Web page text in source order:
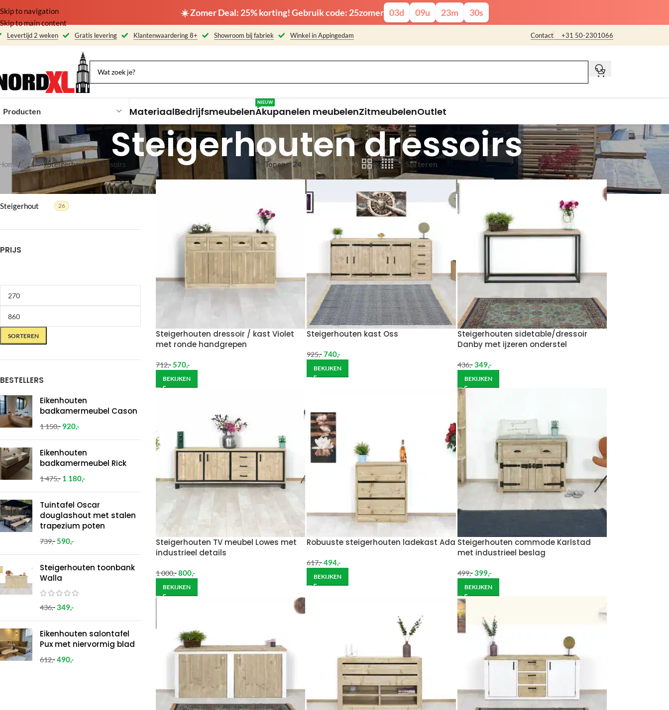
☀️ Zomer Deal: 25% korting! Gebruik code: 25zomer 03d 09u 23m 28s
Skip to navigation
Skip to main content
Levertijd 2 weken Gratis levering Klantenwaardering 8+ Showroom bij fabriek Winkel in Appingedam Contact +31 50-2301066
Producten MateriaalBedrijfsmeubelenAkupanelen meubelen
NIEUW
ZitmeubelenOutlet
Steigerhouten dressoirs
MATERIAAL
Steigerhout 26
PRIJS
SORTEREN
BESTELLERS
Eikenhouten
badkamermeubel Cason
1 150,- 920,-
Eikenhouten
badkamermeubel Rick
1 475,- 1 180,-
Tuintafel Oscar
douglashout met stalen
trapezium poten
739,-590,-
Steigerhouten toonbank
Walla
436,-349,-
Eikenhouten salontafel
Pux met niervormig blad
612,-490,-
Kasten Steigerhouten dressoirs Tonen 24 36 48 96 Sorteren
Steigerhouten dressoir / kast Violet
met ronde handgrepen
712,-570,-
BEKIJKEN
Steigerhouten kast Oss
925,-740,-
BEKIJKEN
Steigerhouten sidetable/dressoir
Danby met ijzeren onderstel
436,-349,-
BEKIJKEN
Steigerhouten TV meubel Lowes met
industrieel details
1 000,-800,-
BEKIJKEN
Robuuste steigerhouten ladekast Ada
617,-494,-
BEKIJKEN
Steigerhouten commode Karlstad
met industrieel beslag
499,-399,-
BEKIJKEN